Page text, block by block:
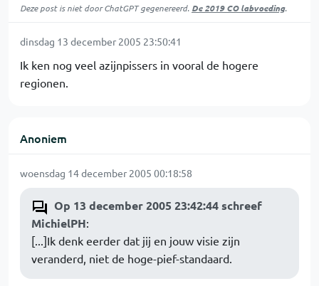
Deze post is niet door ChatGPT gegenereerd. De 2019 CO labvoeding.
dinsdag 13 december 2005 23:50:41
Ik ken nog veel azijnpissers in vooral de hogere
regionen.
Anoniem
woensdag 14 december 2005 00:18:58
Op 13 december 2005 23:42:44 schreef
MichielPH:
[...]Ik denk eerder dat jij en jouw visie zijn
veranderd, niet de hoge-pief-standaard.